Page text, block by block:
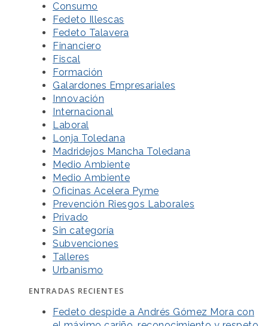
Consumo
Fedeto Illescas
Fedeto Talavera
Financiero
Fiscal
Formación
Galardones Empresariales
Innovación
Internacional
Laboral
Lonja Toledana
Madridejos Mancha Toledana
Medio Ambiente
Medio Ambiente
Oficinas Acelera Pyme
Prevención Riesgos Laborales
Privado
Sin categoría
Subvenciones
Talleres
Urbanismo
ENTRADAS RECIENTES
Fedeto despide a Andrés Gómez Mora con